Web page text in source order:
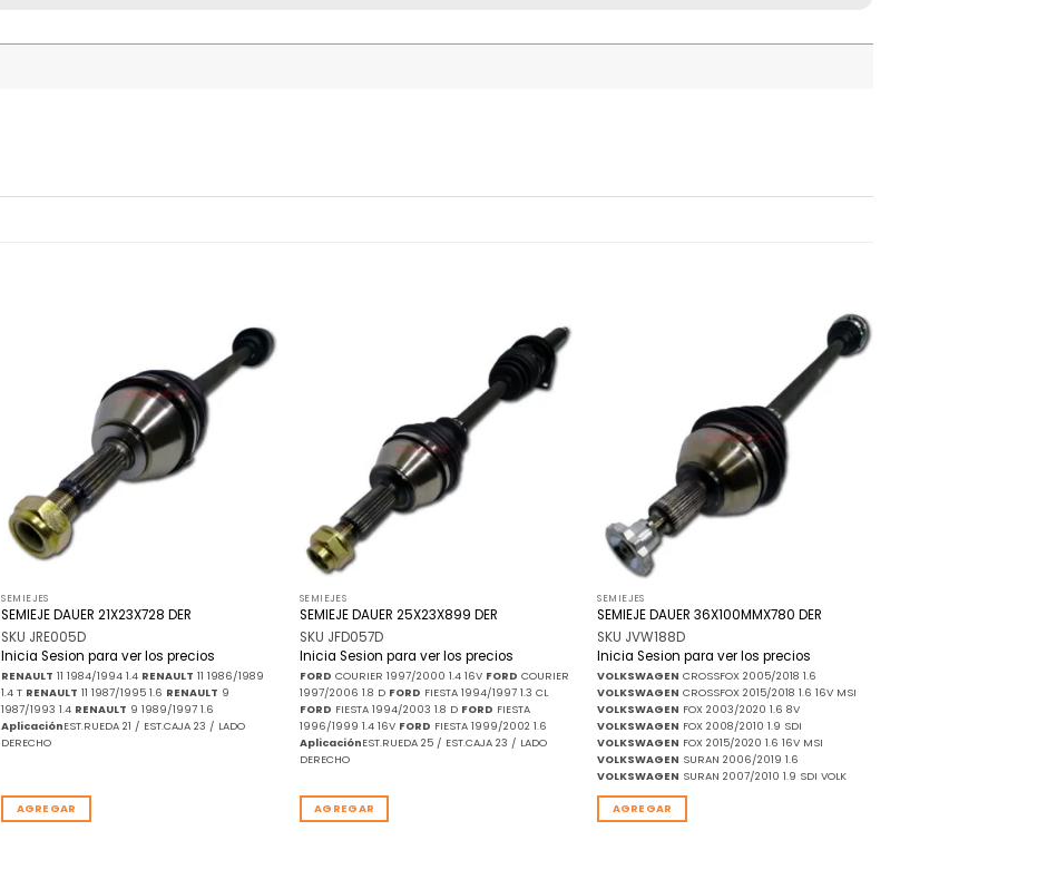
Añadir
a la
SEMIEJES
SEMIEJE DAUER 21X23X728 DER
SKU JRE005D
Inicia Sesion para ver los precios
RENAULT 11 1984/1994 1.4 RENAULT 11 1986/1989
1.4 T RENAULT 11 1987/1995 1.6 RENAULT 9
1987/1993 1.4 RENAULT 9 1989/1997 1.6
AplicaciónEST.RUEDA 21 / EST.CAJA 23 / LADO
DERECHO
AGREGAR
Añadir
a la
lista
SEMIEJES
SEMIEJE DAUER 25X23X899 DER
SKU JFD057D
Inicia Sesion para ver los precios
FORD COURIER 1997/2000 1.4 16V FORD COURIER
1997/2006 1.8 D FORD FIESTA 1994/1997 1.3 CL
FORD FIESTA 1994/2003 1.8 D FORD FIESTA
1996/1999 1.4 16V FORD FIESTA 1999/2002 1.6
AplicaciónEST.RUEDA 25 / EST.CAJA 23 / LADO
DERECHO
AGREGAR
Añadir
a la
SEMIEJES
SEMIEJE DAUER 36X100MMX780 DER
SKU JVW188D
Inicia Sesion para ver los precios
VOLKSWAGEN CROSSFOX 2005/2018 1.6
VOLKSWAGEN CROSSFOX 2015/2018 1.6 16V MSI
VOLKSWAGEN FOX 2003/2020 1.6 8V
VOLKSWAGEN FOX 2008/2010 1.9 SDI
VOLKSWAGEN FOX 2015/2020 1.6 16V MSI
VOLKSWAGEN SURAN 2006/2019 1.6
VOLKSWAGEN SURAN 2007/2010 1.9 SDI VOLK
AGREGAR